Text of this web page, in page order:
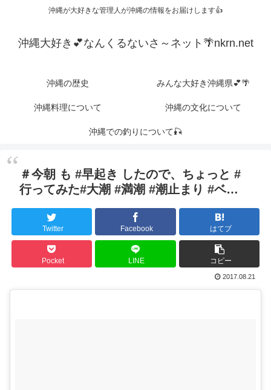
沖縄が大好きな管理人が沖縄の情報をお届けします👍
沖縄大好き💕なんくるないさ～ネット🌴nkrn.net
沖縄の歴史 みんな大好き沖縄県💕🌴
沖縄料理について 沖縄の文化について
沖縄での釣りについて🎣
＃今朝 も #早起き したので、ちょっと #
行ってみた#大潮 #満潮 #潮止まり #ベ…
Twitter Facebook はてブ
Pocket LINE コピー
2017.08.21